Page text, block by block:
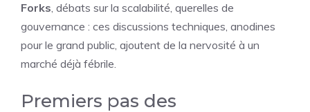
Forks, débats sur la scalabilité, querelles de
gouvernance : ces discussions techniques, anodines
pour le grand public, ajoutent de la nervosité à un
marché déjà fébrile.
Premiers pas des